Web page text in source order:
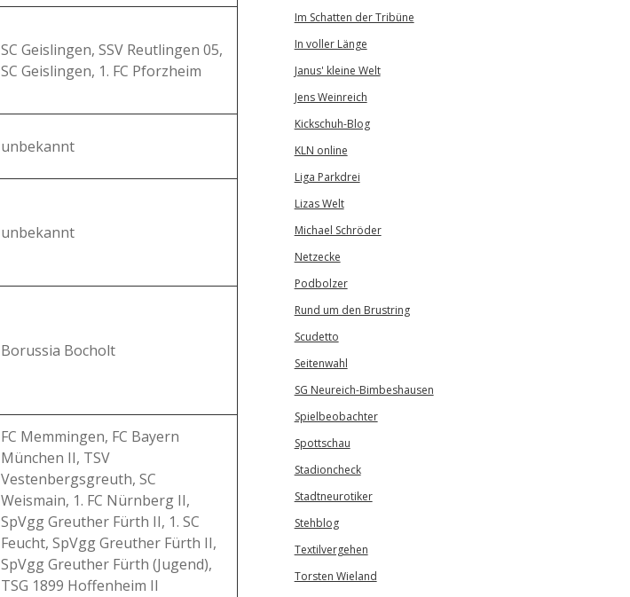
SC Geislingen, SSV Reutlingen 05,
SC Geislingen, 1. FC Pforzheim
unbekannt
unbekannt
Borussia Bocholt
FC Memmingen, FC Bayern
München II, TSV
Vestenbergsgreuth, SC
Weismain, 1. FC Nürnberg II,
SpVgg Greuther Fürth II, 1. SC
Feucht, SpVgg Greuther Fürth II,
SpVgg Greuther Fürth (Jugend),
TSG 1899 Hoffenheim II
Im Schatten der Tribüne
In voller Länge
Janus' kleine Welt
Jens Weinreich
Kickschuh-Blog
KLN online
Liga Parkdrei
Lizas Welt
Michael Schröder
Netzecke
Podbolzer
Rund um den Brustring
Scudetto
Seitenwahl
SG Neureich-Bimbeshausen
Spielbeobachter
Spottschau
Stadioncheck
Stadtneurotiker
Stehblog
Textilvergehen
Torsten Wieland